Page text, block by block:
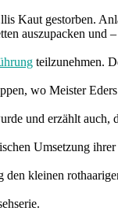
Kaut gestorben.
auszupacken und
teilzunehmen.
wo Meister
und erzählt auch,
Umsetzung
den kleinen